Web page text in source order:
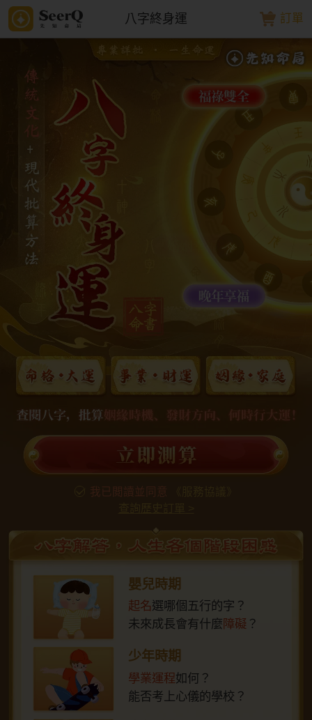
八字終身運 訂單
我已閲讀並同意
嬰兒時期
起名選哪個五行的字？
未來成長會有什麼 障礙 ？
少年時期
學業運程如何？
能否考上心儀的學校？